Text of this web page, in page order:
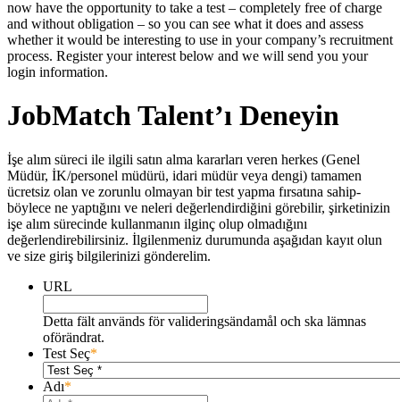
now have the opportunity to take a test – completely free of charge
and without obligation – so you can see what it does and assess
whether it would be interesting to use in your company’s recruitment
process. Register your interest below and we will send you your
login information.
JobMatch Talent’ı Deneyin
İşe alım süreci ile ilgili satın alma kararları veren herkes (Genel
Müdür, İK/personel müdürü, idari müdür veya dengi) tamamen
ücretsiz olan ve zorunlu olmayan bir test yapma fırsatına sahip-
böylece ne yaptığını ve neleri değerlendirdiğini görebilir, şirketinizin
işe alım sürecinde kullanmanın ilginç olup olmadığını
değerlendirebilirsiniz. İlgilenmeniz durumunda aşağıdan kayıt olun
ve size giriş bilgilerinizi gönderelim.
URL
Detta fält används för valideringsändamål och ska lämnas
oförändrat.
Test Seç*
Adı*